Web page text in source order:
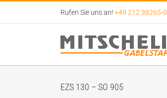
Rufen Sie uns an! +49 212 38265-0
EZS 130 – SO 905